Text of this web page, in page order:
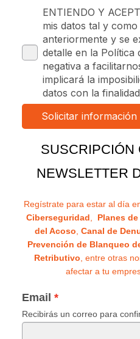
ENTIENDO Y
mis datos tal y
anteriormente y se
detalle en la Política
negativa a
implicará la
datos con la
SUSCRIPCIÓN
NEWSLETTER
Regístrate para estar al día
Ciberseguridad, Planes
del Acoso,Canal de
Prevención de Blanqueo
Retributivo, entre otras
afectar a tu
Email
Recibirás un correo para